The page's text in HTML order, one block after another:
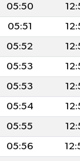
05:50
05:51
05:52
05:53
05:53
05:54
05:55
05:56